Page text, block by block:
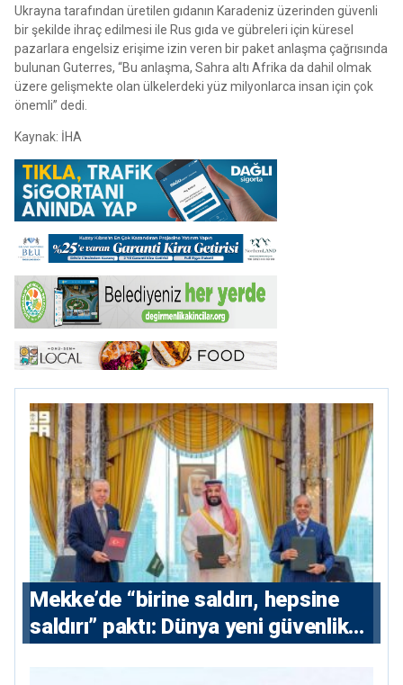
Ukrayna tarafından üretilen gıdanın Karadeniz üzerinden güvenli
bir şekilde ihraç edilmesi ile Rus gıda ve gübreleri için küresel
pazarlara engelsiz erişime izin veren bir paket anlaşma çağrısında
bulunan Guterres, “Bu anlaşma, Sahra altı Afrika da dahil olmak
üzere gelişmekte olan ülkelerdeki yüz milyonlarca insan için çok
önemli” dedi.
Kaynak: İHA
Mekke’de “birine saldırı, hepsine
saldırı” paktı: Dünya yeni güvenlik